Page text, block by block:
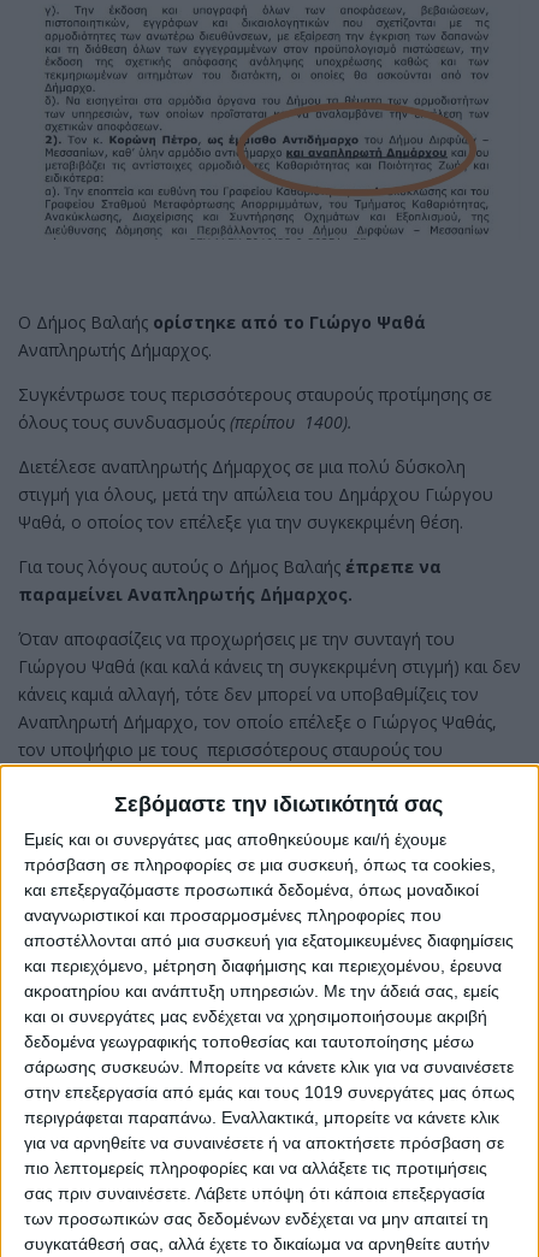
Σεβόμαστε την ιδιωτικότητά σας
Εμείς και οι συνεργάτες μας αποθηκεύουμε και/ή έχουμε
πρόσβαση σε πληροφορίες σε μια συσκευή, όπως τα cookies,
και επεξεργαζόμαστε προσωπικά δεδομένα, όπως μοναδικοί
αναγνωριστικοί και προσαρμοσμένες πληροφορίες που
αποστέλλονται από μια συσκευή για εξατομικευμένες διαφημίσεις
και περιεχόμενο, μέτρηση διαφήμισης και περιεχομένου, έρευνα
ακροατηρίου και ανάπτυξη υπηρεσιών. Με την άδειά σας, εμείς
και οι συνεργάτες μας ενδέχεται να χρησιμοποιήσουμε ακριβή
δεδομένα γεωγραφικής τοποθεσίας και ταυτοποίησης μέσω
σάρωσης συσκευών. Μπορείτε να κάνετε κλικ για να συναινέσετε
στην επεξεργασία από εμάς και τους 1019 συνεργάτες μας όπως
περιγράφεται παραπάνω. Εναλλακτικά, μπορείτε να κάνετε κλικ
για να αρνηθείτε να συναινέσετε ή να αποκτήσετε πρόσβαση σε
πιο λεπτομερείς πληροφορίες και να αλλάξετε τις προτιμήσεις
σας πριν συναινέσετε. Λάβετε υπόψη ότι κάποια επεξεργασία
των προσωπικών σας δεδομένων ενδέχεται να μην απαιτεί τη
συγκατάθεσή σας, αλλά έχετε το δικαίωμα να αρνηθείτε αυτήν
Ο Δήμος Βαλαής ορίστηκε από το Γιώργο Ψαθά
Αναπληρωτής Δήμαρχος.
Συγκέντρωσε τους περισσότερους σταυρούς προτίμησης σε
όλους τους συνδυασμούς (περίπου 1400).
Διετέλεσε αναπληρωτής Δήμαρχος σε μια πολύ δύσκολη
στιγμή για όλους, μετά την απώλεια του Δημάρχου Γιώργου
Ψαθά, ο οποίος τον επέλεξε για την συγκεκριμένη θέση.
Για τους λόγους αυτούς ο Δήμος Βαλαής έπρεπε να
παραμείνει Αναπληρωτής Δήμαρχος.
Όταν αποφασίζεις να προχωρήσεις με την συνταγή του
Γιώργου Ψαθά (και καλά κάνεις τη συγκεκριμένη στιγμή) και δεν
κάνεις καμιά αλλαγή, τότε δεν μπορεί να υποβαθμίζεις τον
Αναπληρωτή Δήμαρχο, τον οποίο επέλεξε ο Γιώργος Ψαθάς,
τον υποψήφιο με τους περισσότερους σταυρούς του
όπως και όλους τους υπόλοιπους.
Η συγκεκριμένη μεμονωμένη αλλαγή την ώρα που δεν υπήρξε
καμία άλλη σε καθήκοντα Αντιδημάρχων, Ειδικών συμβούλων,
και Εντεταλμένων συμβούλων, αποτελεί κατά την άποψή μας
φάουλτου νέου Δημάρχου Αντώνη Σπυρόπουλου, και
δημιουργεί ερωτηματικά.
Share
Share Post Email Print